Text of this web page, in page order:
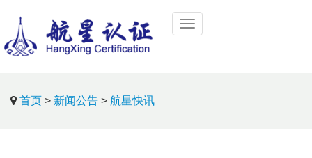
首页 > 新闻公告 > 航星快讯